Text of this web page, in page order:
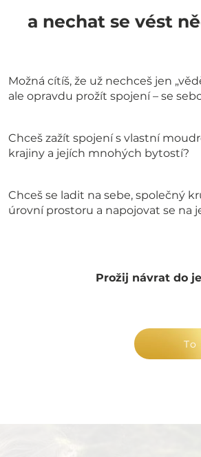
a nechat se vést
Možná cítíš, že už nechceš jen
ale opravdu prožít spojení – se
Chceš zažít spojení s vlastní
krajiny a jejích mnohých bytostí?
Chceš se ladit na sebe, společný
úrovní prostoru a napojovat se na
Prožij návrat do
To